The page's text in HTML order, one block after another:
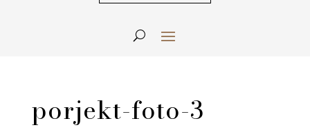
porjekt-foto-3